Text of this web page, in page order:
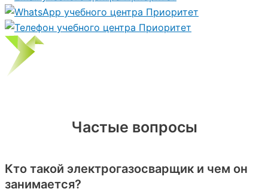
Частые вопросы
Кто такой электрогазосварщик и чем он
занимается?